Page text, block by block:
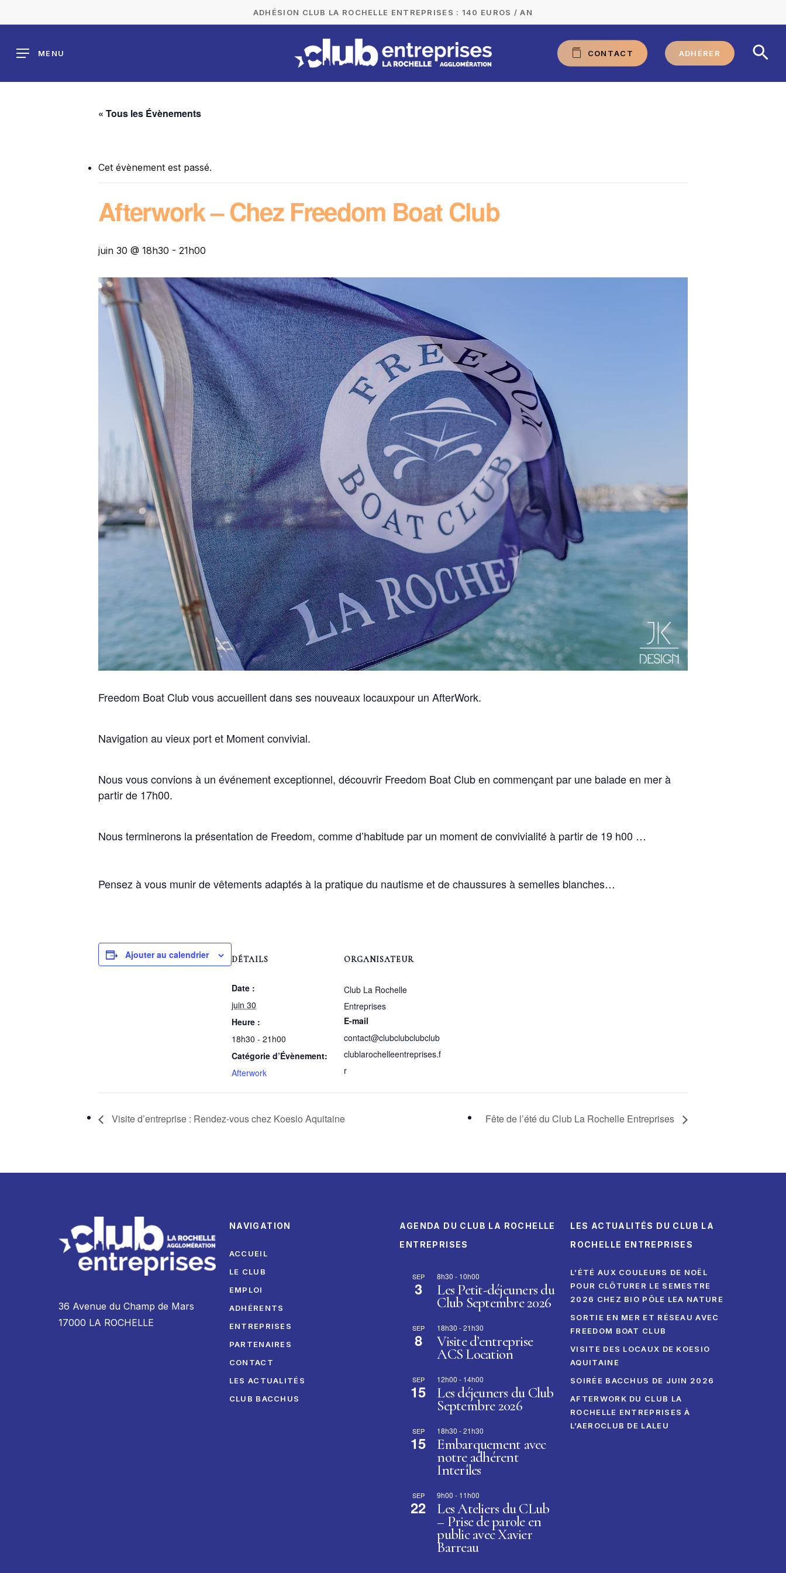
to
content
ADHÉSION CLUB LA ROCHELLE ENTREPRISES : 140 EUROS / AN
MENU CON TACT ADHÉRER
« Tous les Évènements
Cet évènement est passé.
Afterwork – Chez Freedom Boat Club
juin 30 @ 18h30 - 21h00
Freedom Boat Club vous accueillent dans ses nouveaux locauxpour un AfterWork.
Navigation au vieux port et Moment convivial.
Nous vous convions à un événement exceptionnel, découvrir Freedom Boat Club en commençant par une balade en mer à
partir de 17h00.
Nous terminerons la présentation de Freedom, comme d’habitude par un moment de convivialité à partir de 19 h00 …
Pensez à vous munir de vêtements adaptés à la pratique du nautisme et de chaussures à semelles blanches…
Ajouter au calendrier DÉTAILS
Date :
juin 30
Heure :
18h30 - 21h00
Catégorie d’Évènement:
Afterwork
ORGANISATEUR
Club La Rochelle
Entreprises
E-mail
contact@clubclubclubclub
clublarochelleentreprises.f
r
Visite d’entreprise : Rendez-vous chez Koesio Aquitaine Fête de l’été du Club La Rochelle Entreprises
36 Avenue du Champ de Mars
17000 LA ROCHELLE
NAVIGATION
ACCUEIL
LE CLUB
EMPLOI
ADHÉRENTS
ENTREPRISES
PARTENAIRES
CONTACT
LES ACTUALITÉS
CLUB BACCHUS
AGENDA DU CLUB LA ROCHELLE
ENTREPRISES
SEP
3
8h30 - 10h00
Les Petit-déjeuners du
Club Septembre 2026
SEP
8
18h30 -21h30
Visite d’entreprise
ACS Location
SEP
15
12h00 - 14h00
Les déjeuners du Club
Septembre 2026
SEP
15
18h30 -21h30
Embarquement avec
notre adhérent
Interîles
SEP
22
9h00 - 11h00
Les Ateliers du CLub
– Prise de parole en
public avec Xavier
Barreau
LES ACTUALITÉS DU CLUB LA
ROCHELLE ENTREPRISES
L’ÉTÉ AUX COULEURS DE NOËL
POUR CLÔTURER LE SEMESTRE
2026 CHEZ BIO PÔLE LEA NATURE
SORTIE EN MER ET RÉSEAU AVEC
FREEDOM BOAT CLUB
VISITE DES LOCAUX DE KOESIO
AQUITAINE
SOIRÉE BACCHUS DE JUIN 2026
AFTERWORK DU CLUB LA
ROCHELLE ENTREPRISES À
L’AEROCLUB DE LALEU